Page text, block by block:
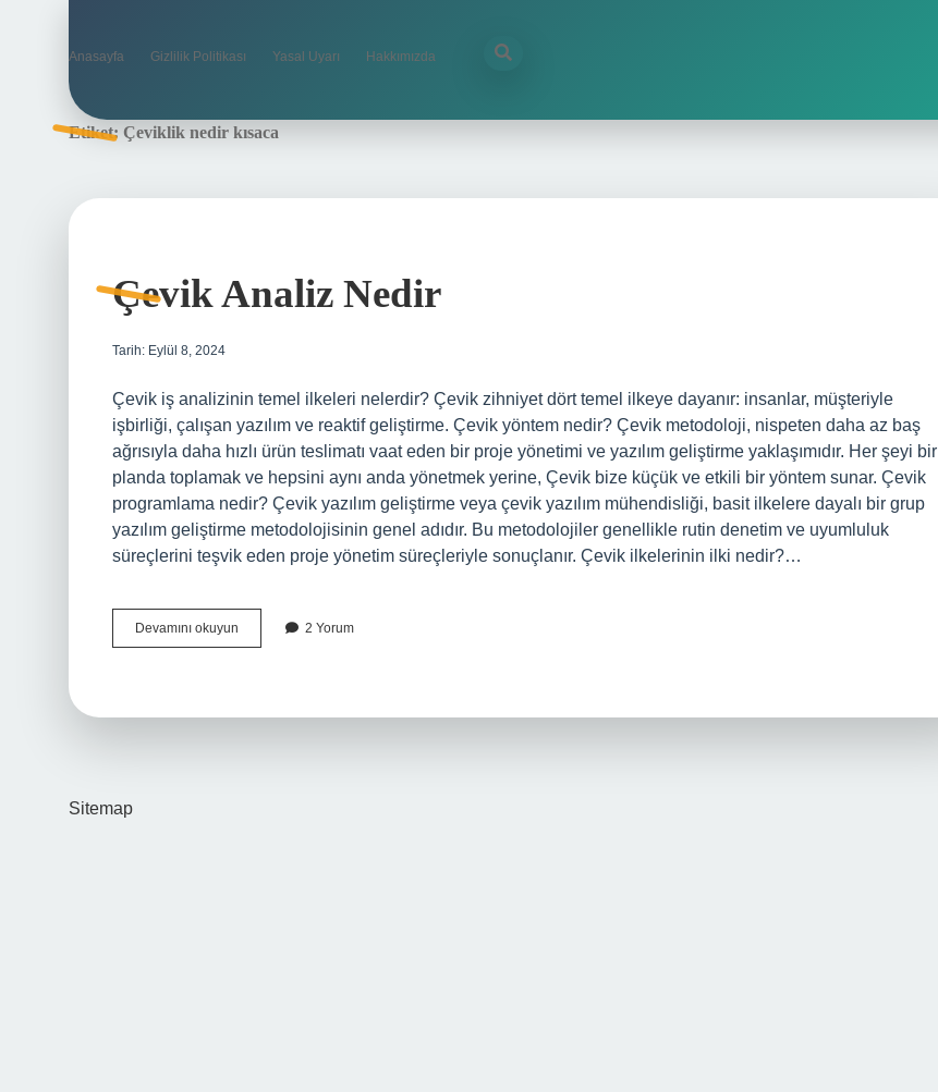
Anasayfa Gizlilik Politikası Yasal Uyarı Hakkımızda
Etiket: Çeviklik nedir kısaca
Çevik Analiz Nedir
Tarih: Eylül 8, 2024
Çevik iş analizinin temel ilkeleri nelerdir? Çevik zihniyet dört temel ilkeye dayanır: insanlar, müşteriyle
işbirliği, çalışan yazılım ve reaktif geliştirme. Çevik yöntem nedir? Çevik metodoloji, nispeten daha az baş
ağrısıyla daha hızlı ürün teslimatı vaat eden bir proje yönetimi ve yazılım geliştirme yaklaşımıdır. Her şeyi bir
planda toplamak ve hepsini aynı anda yönetmek yerine, Çevik bize küçük ve etkili bir yöntem sunar. Çevik
programlama nedir? Çevik yazılım geliştirme veya çevik yazılım mühendisliği, basit ilkelere dayalı bir grup
yazılım geliştirme metodolojisinin genel adıdır. Bu metodolojiler genellikle rutin denetim ve uyumluluk
süreçlerini teşvik eden proje yönetim süreçleriyle sonuçlanır. Çevik ilkelerinin ilki nedir?…
Devamını okuyun
Analiz
2 Yorum
Sitemap